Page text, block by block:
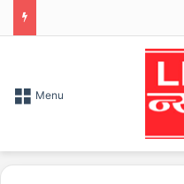
Menu